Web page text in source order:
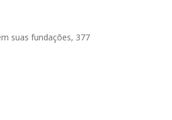
suas fundações, 377